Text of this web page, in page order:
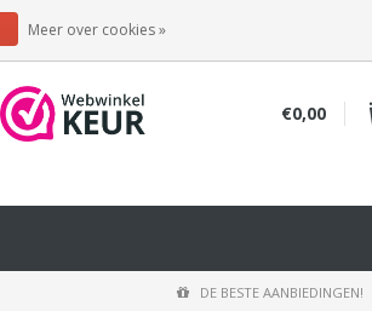
€0,00
DE BESTE AANBIEDINGEN!
Meer over cookies »